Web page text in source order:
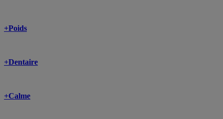
+Poids
+Dentaire
+Calme